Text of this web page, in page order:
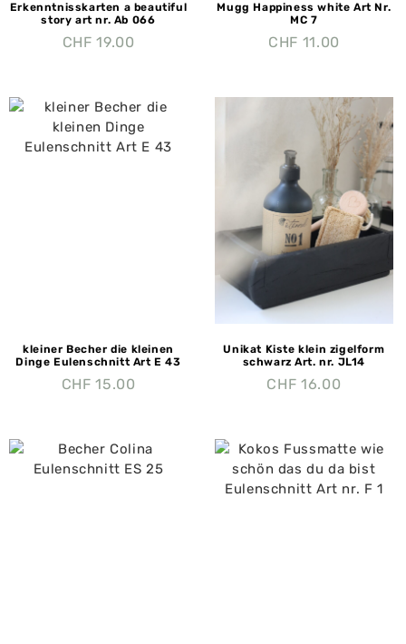
Erkenntnisskarten a beautiful
story art nr. Ab 066
CHF 19.00
Mugg Happiness white Art Nr.
MC 7
CHF 11.00
kleiner Becher die kleinen
Dinge Eulenschnitt Art E 43
CHF 15.00
Unikat Kiste klein zigelform
schwarz Art. nr. JL14
CHF 16.00